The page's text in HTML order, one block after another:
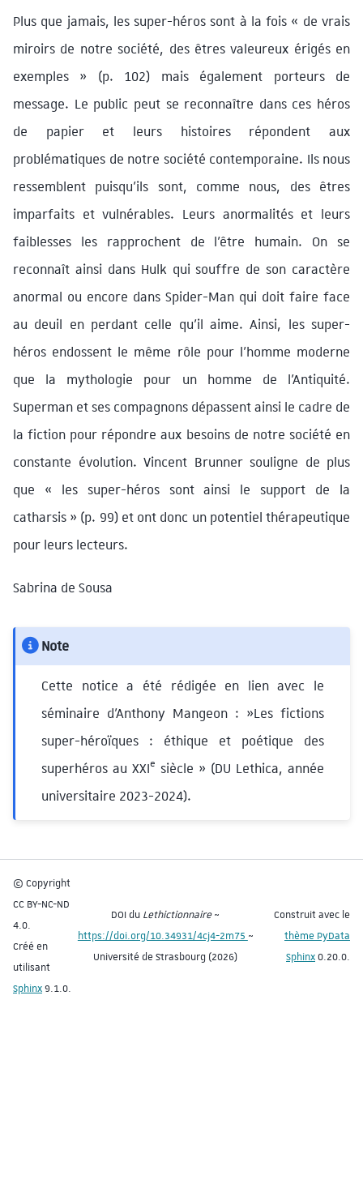
Plus que jamais, les super-héros sont à la fois « de vrais
miroirs de notre société, des êtres valeureux érigés en
exemples » (p. 102) mais également porteurs de
message. Le public peut se reconnaître dans ces héros
de papier et leurs histoires répondent aux
problématiques de notre société contemporaine. Ils nous
ressemblent puisqu’ils sont, comme nous, des êtres
imparfaits et vulnérables. Leurs anormalités et leurs
faiblesses les rapprochent de l’être humain. On se
reconnaît ainsi dans Hulk qui souffre de son caractère
anormal ou encore dans Spider-Man qui doit faire face
au deuil en perdant celle qu’il aime. Ainsi, les super-
héros endossent le même rôle pour l’homme moderne
que la mythologie pour un homme de l’Antiquité.
Superman et ses compagnons dépassent ainsi le cadre de
la fiction pour répondre aux besoins de notre société en
constante évolution. Vincent Brunner souligne de plus
que « les super-héros sont ainsi le support de la
catharsis » (p. 99) et ont donc un potentiel thérapeutique
pour leurs lecteurs.
Sabrina de Sousa
Note
Cette notice a été rédigée en lien avec le
séminaire d’Anthony Mangeon : »Les fictions
super-héroïques : éthique et poétique des
superhéros au XXIe siècle » (DU Lethica, année
universitaire 2023-2024).
© Copyright
CC BY-NC-ND
4.0.
Créé en
utilisant
Sphinx9.1.0.
DOI du Lethictionnaire~
https://doi.org/10.34931/4cj4-2m75 ~
Université de Strasbourg (2026)
Construit avec le
thème PyData
Sphinx0.20.0.